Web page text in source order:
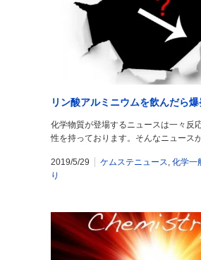
リン酸アルミニウムを飲んだら爆
化学物質が登場するニュースは一々反
性を持っております。そんなニュース
2019/5/29 ケムステニュース, 化学一
り